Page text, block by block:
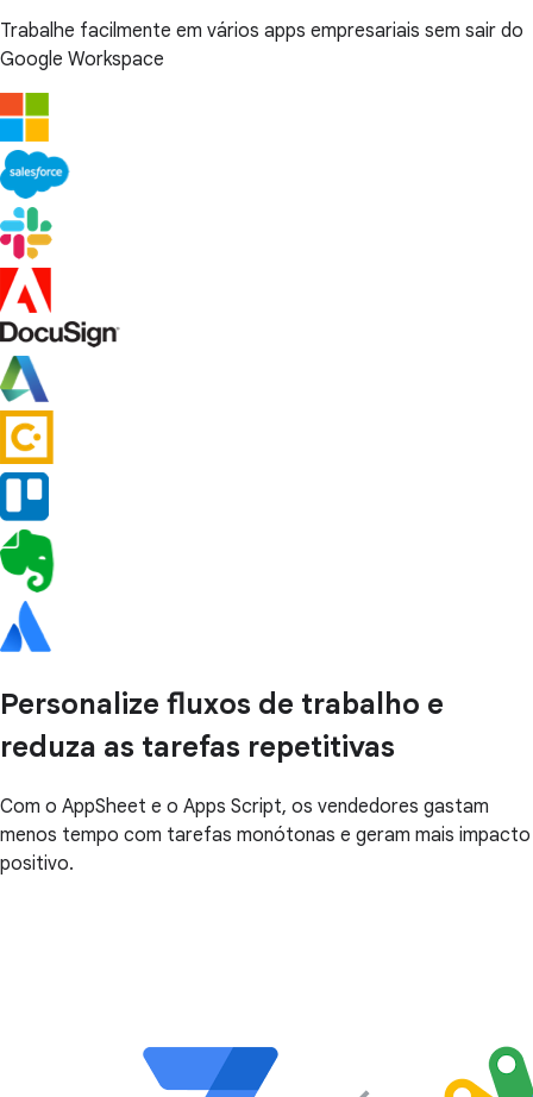
Trabalhe facilmente em vários apps empresariais sem sair do
Google Workspace
Personalize fluxos de trabalho e
reduza as tarefas repetitivas
Com o AppSheet e o Apps Script, os vendedores gastam
menos tempo com tarefas monótonas e geram mais impacto
positivo.